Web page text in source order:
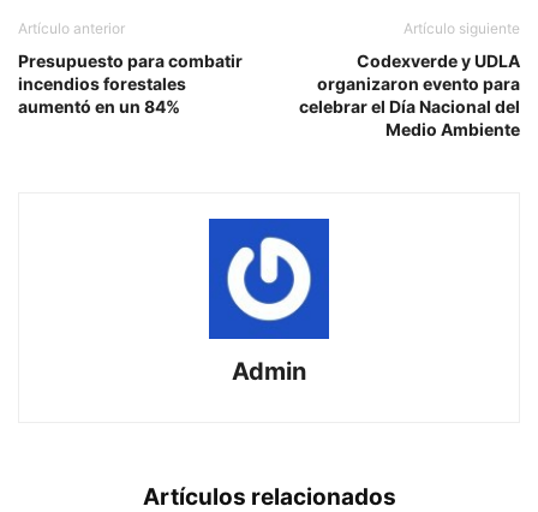
Artículo anterior
Presupuesto para combatir
incendios forestales
aumentó en un 84%
Artículo siguiente
Codexverde y UDLA
organizaron evento para
celebrar el Día Nacional del
Medio Ambiente
Admin
Artículos relacionados